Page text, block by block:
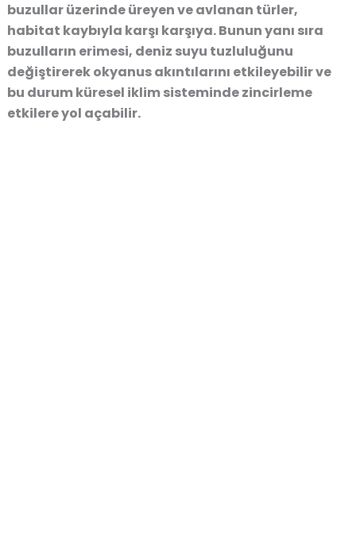
buzullar üzerinde üreyen ve avlanan türler,
habitat kaybıyla karşı karşıya. Bunun yanı sıra
buzulların erimesi, deniz suyu tuzluluğunu
değiştirerek okyanus akıntılarını etkileyebilir ve
bu durum küresel iklim sisteminde zincirleme
etkilere yol açabilir.